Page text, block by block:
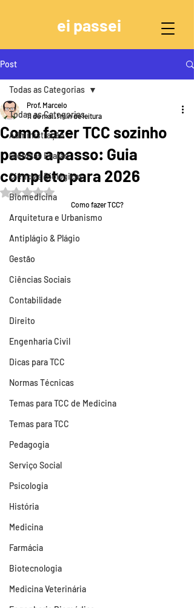
ei passei
Post
Todas as Categorias
Administração
Ciências Exatas
Ciências Biológicas
Biomedicina
Arquitetura e Urbanismo
Antiplágio & Plágio
Gestão
Ciências Sociais
Contabilidade
Direito
Engenharia Civil
Dicas para TCC
Normas Técnicas
Temas para TCC de Medicina
Temas para TCC
Pedagogia
Serviço Social
Psicologia
História
Medicina
Farmácia
Biotecnologia
Medicina Veterinária
Todas as Categorias
Como fazer TCC sozinho
passo a passo: Guia
completo para 2026
Prof. Marcelo
11 de mai.1 min de leitura
Avaliado com NaN de 5 estrelas.
Como fazer TCC?